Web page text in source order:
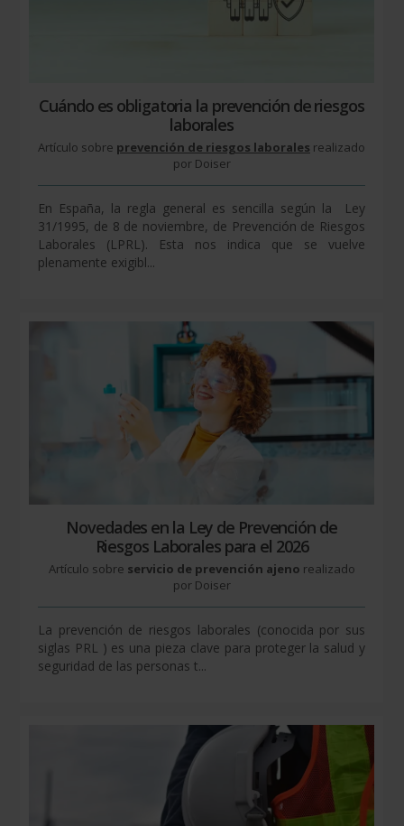
Cuándo es obligatoria la prevención de riesgos
laborales
Artículo sobre prevención de riesgos laborales realizado
por Doiser
En España, la regla general es sencilla según la Ley
31/1995, de 8 de noviembre, de Prevención de Riesgos
Laborales (LPRL). Esta nos indica que se vuelve
plenamente exigibl...
Novedades en la Ley de Prevención de
Riesgos Laborales para el 2026
Artículo sobre servicio de prevención ajeno realizado
por Doiser
La prevención de riesgos laborales (conocida por sus
siglas PRL ) es una pieza clave para proteger la salud y
seguridad de las personas t...